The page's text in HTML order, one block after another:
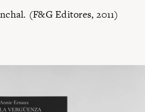
(F&G Editores, 2011)